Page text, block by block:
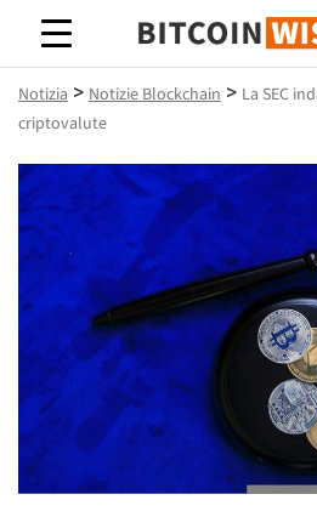
Saggezza
Notizia > Notizie Blockchain > La SEC
criptovalute